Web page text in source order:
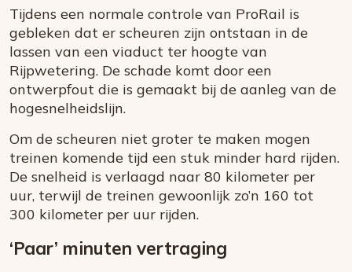
Tijdens een normale controle van ProRail is
gebleken dat er scheuren zijn ontstaan in de
lassen van een viaduct ter hoogte van
Rijpwetering. De schade komt door een
ontwerpfout die is gemaakt bij de aanleg van de
hogesnelheidslijn.
Om de scheuren niet groter te maken mogen
treinen komende tijd een stuk minder hard rijden.
De snelheid is verlaagd naar 80 kilometer per
uur, terwijl de treinen gewoonlijk zo’n 160 tot
300 kilometer per uur rijden.
‘Paar’ minuten vertraging